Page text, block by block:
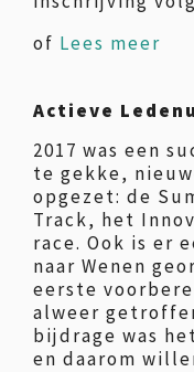
of Lees meer
Actieve
2017 was een
te gekke,
opgezet: de
Track, het
race. Ook is er
naar Wenen
eerste
alweer
bijdrage was
en daarom